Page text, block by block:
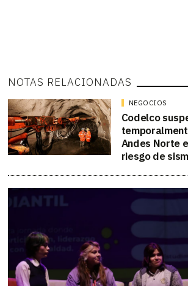
NOTAS RELACIONADAS
NEGOCIOS
Codelco
Andes Norte
riesgo de